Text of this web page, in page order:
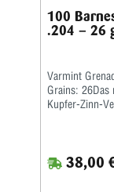
100
.204 – 26
Varmint
Grains: 26Das
Kupfer-Zinn-
für
auf große
38,00